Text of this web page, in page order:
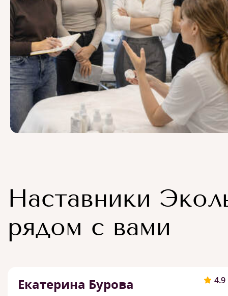
Наставники
рядом с вами
4.9
Екатерина Бурова